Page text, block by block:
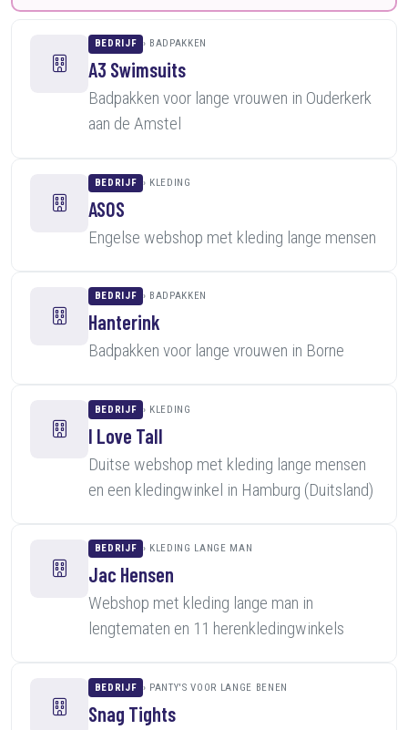
BEDRIJF BADPAKKEN
A3 Swimsuits
Badpakken voor lange vrouwen in Ouderkerk
aan de Amstel
BEDRIJF KLEDING
ASOS
Engelse webshop met kleding lange mensen
BEDRIJF BADPAKKEN
Hanterink
Badpakken voor lange vrouwen in Borne
BEDRIJF KLEDING
I Love Tall
Duitse webshop met kleding lange mensen
en een kledingwinkel in Hamburg (Duitsland)
BEDRIJF KLEDING LANGE MAN
Jac Hensen
Webshop met kleding lange man in
lengtematen en 11 herenkledingwinkels
BEDRIJF PANTY'S VOOR LANGE BENEN
Snag Tights